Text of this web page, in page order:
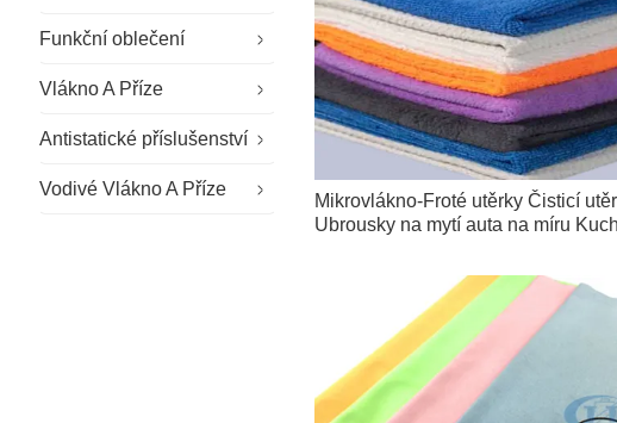
Speciální látky
Udržitelná tkanina
Venkovní látka
Funkční oblečení
Speciální pracovní oděvy
Oblečení pro čisté prostory
Všeobecné pracovní oděvy
Vlákno A Příze
Příze zpomalující hoření
Antistatické příslušenství
Antistatické rukavice
Vodivé Vlákno A Příze
Mikrovlákno-Froté utěrky Čisticí
Ubrousky na mytí auta na míru